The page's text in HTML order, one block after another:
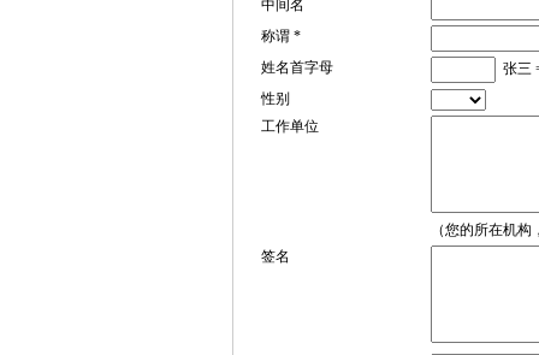
中间名
称谓 *
姓名首字母
张三
性别
工作单位
（您的所在机
签名